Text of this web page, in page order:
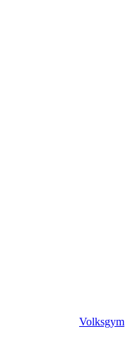
Volksgym